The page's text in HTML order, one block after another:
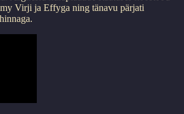
Virji ja Effyga ning tänavu pärjati